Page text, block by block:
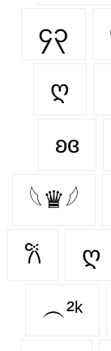
၄၃
ღ
ʚɞ
𓆩♛𓆪
𐙚 ღ
︵²ᵏ